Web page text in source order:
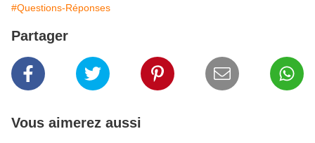
#Questions-Réponses
Partager
Vous aimerez aussi